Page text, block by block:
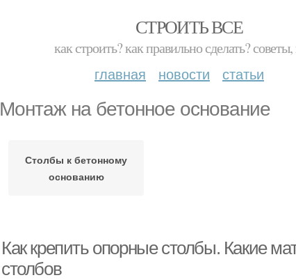
СТРОИТЬ ВСЕ
как строить? как правильно сделать?
главная новости статьи
Монтаж на бетонное основание
Столбы к бетонному
основанию
Как крепить опорные столбы. Какие
столбов